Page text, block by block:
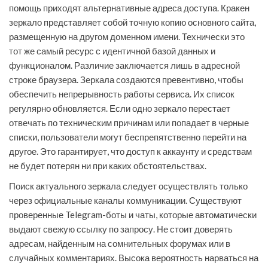
помощь приходят альтернативные адреса доступа. Кракен
зеркало представляет собой точную копию основного сайта,
размещенную на другом доменном имени. Технически это
тот же самый ресурс с идентичной базой данных и
функционалом. Различие заключается лишь в адресной
строке браузера. Зеркала создаются превентивно, чтобы
обеспечить непрерывность работы сервиса. Их список
регулярно обновляется. Если одно зеркало перестает
отвечать по техническим причинам или попадает в черные
списки, пользователи могут беспрепятственно перейти на
другое. Это гарантирует, что доступ к аккаунту и средствам
не будет потерян ни при каких обстоятельствах.
Поиск актуального зеркала следует осуществлять только
через официальные каналы коммуникации. Существуют
проверенные Telegram-боты и чаты, которые автоматически
выдают свежую ссылку по запросу. Не стоит доверять
адресам, найденным на сомнительных форумах или в
случайных комментариях. Высока вероятность нарваться на